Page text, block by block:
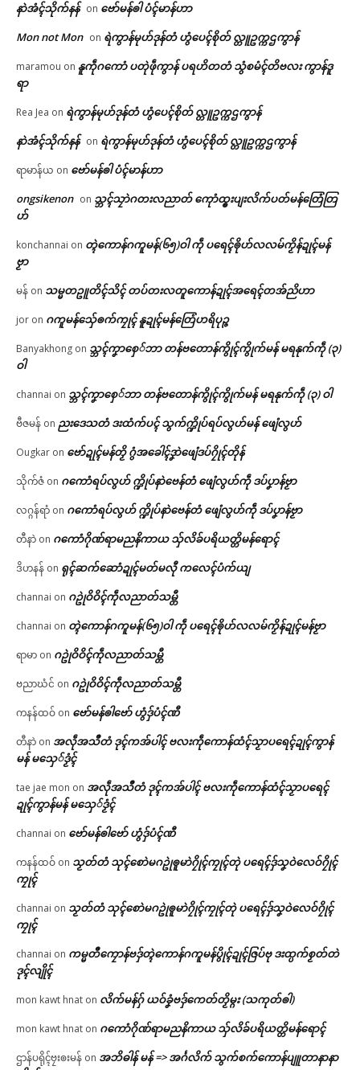
နာဲအံၚ်သိုက်နန် on ဗော်မန်ၜါ ပံၚ်မာန်ဟာ
Mon not Mon on ရဲကွာန်မုဟ်ဒုန်တံ ဟွံပေၚ်စိုတ် လ္တူဥက္ကဌကွာန်
maramou on နူကဵုဂကောံ ပတုဲဖဵုကွာန် ပရဟိတတံ သွံစမံၚ်တိဗလး ကွာန်ဒူ
ရာ
Rea Jea on ရဲကွာန်မုဟ်ဒုန်တံ ဟွံပေၚ်စိုတ် လ္တူဥက္ကဌကွာန်
နာဲအံၚ်သိုက်နန် on ရဲကွာန်မုဟ်ဒုန်တံ ဟွံပေၚ်စိုတ် လ္တူဥက္ကဌကွာန်
ရာမာန်ယ on ဗော်မန်ၜါ ပံၚ်မာန်ဟာ
ongsikenon on သ္ဘၚ်သၠာဲဂတးလညာတ် ကေုာံထ္ၜးပျးလိက်ပတ်မန်တြေံတြ
ဟ်
konchannai on တ္ၚဲကောန်ဂကူမန်(၆၅)ဝါ ကဵု ပရေၚ်ၜိုဟ်လလမ်ကၟိန်ဍုၚ်မန်
ဗၟာ
မန် on သမ္မတဥူတိၚ်သိၚ် တပ်တးလတူကောန်ဍုၚ်အရေၚ်တအ်ညိဟာ
jor on ဂကူမန်​သှ်ေၜက်ကၠုၚ် နူဍုၚ်မန်တြေံဟရိပုဉ္ဇ
Banyakhong on သ္ဘၚ်ကၞာစှေ်ဘာ တန်ဗတောန်ကွိုၚ်ကွိုက်မန် မရနုက်ကဵု (၃)
ဝါ
channai on သ္ဘၚ်ကၞာစှေ်ဘာ တန်ဗတောန်ကွိုၚ်ကွိုက်မန် မရနုက်ကဵု (၃) ဝါ
ဗီဇမန် on ညးဒေသတံ ဒးထံက်ပၚ် သွက်က္ဍိုပ်ရပ်လွဟ်မန် ဖျေံလွဟ်
Ougkar on ဗော်ဍုၚ်မန်တၟိ ဂွံအခေါၚ်ဒၞာဲဖျေံဒပ်ဂၠိုၚ်တိုန်
သိုက်ဇံ on ဂကောံရပ်လွဟ် က္ဍိုပ်နာဲဗေန်တံ ဖျေံလွဟ်ကဵု ဒပ်ပၞာန်ဗၟာ
လဂ္ဂန်ရာံ on ဂကောံရပ်လွဟ် က္ဍိုပ်နာဲဗေန်တံ ဖျေံလွဟ်ကဵု ဒပ်ပၞာန်ဗၟာ
တီနာဲ on ဂကောံဂိုဏ်ရာမညနိကာယ သှ်လိခ်ပရိယတ္တိမန်ရောၚ်
ဒိဟနန် on ရုၚ်ဆက်ဆောံဍုၚ်မတ်မလီု ကလေၚ်ပံက်ယျ
channai on ဂဥုဲဝိဝိၚ်ကဵုလညာတ်သမ္တီ
channai on တ္ၚဲကောန်ဂကူမန်(၆၅)ဝါ ကဵု ပရေၚ်ၜိုဟ်လလမ်ကၟိန်ဍုၚ်မန်ဗၟာ
ရာမာ on ဂဥုဲဝိဝိၚ်ကဵုလညာတ်သမ္တီ
ဗညာဃံင် on ဂဥုဲဝိဝိၚ်ကဵုလညာတ်သမ္တီ
ကနန်ထဝ် on ဗော်မန်ၜါဗော် ဟွံဒှ်ပံၚ်ဏီ
တီနာဲ on အလဵုအသဳတံ ဒုၚ်ကအ်ပါၚ် ဗလးကဵုကောန်ထံၚ်သၟာပရေၚ်ဍုၚ်ကွာန်
မန် မသှေ်ဒၟံၚ်
tae jae mon on အလဵုအသဳတံ ဒုၚ်ကအ်ပါၚ် ဗလးကဵုကောန်ထံၚ်သၟာပရေၚ်
ဍုၚ်ကွာန်မန် မသှေ်ဒၟံၚ်
channai on ဗော်မန်ၜါဗော် ဟွံဒှ်ပံၚ်ဏီ
ကနန်ထဝ် on သၟတ်တံ သုၚ်စောဲမဂဥုဲၜူမာဲဂၠိုၚ်ကၠုၚ်တုဲ ပရေၚ်ဒှ်သၞဝဲလေဝ်ဂၠိုၚ်
ကၠုၚ်
channai on သၟတ်တံ သုၚ်စောဲမဂဥုဲၜူမာဲဂၠိုၚ်ကၠုၚ်တုဲ ပရေၚ်ဒှ်သၞဝဲလေဝ်ဂၠိုၚ်
ကၠုၚ်
channai on ကမ္မတဳကၠောန်ဗဒှ်တ္ၚဲကောန်ဂကူမန်ပွိုၚ်ဍုၚ်ဇြပ်ဗု ဒးထ္ပက်စၟတ်တဲ
ဒုၚ်လျိုၚ်
mon kawt hnat on လိက်မန်ဂှ် ယဝ်ခၞံဗဒှ်ကေတ်တၟိမ္ဂး (သကုတ်ၜါ)
mon kawt hnat on ဂကောံဂိုဏ်ရာမညနိကာယ သှ်လိခ်ပရိယတ္တိမန်ရောၚ်
ဌာန်ပရိုၚ်ဗၠးၜးမန် on အဘိဓါန် မန် => အၚ်္ဂလိက် သွက်စက်ကောန်ပျူတာနာနာ